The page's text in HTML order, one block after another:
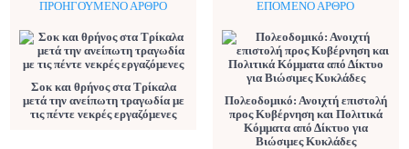
ΠΡΟΗΓΟΎΜΕΝΟ ΆΡΘΡΟ
Σοκ και θρήνος στα Τρίκαλα
μετά την ανείπωτη τραγωδία με
τις πέντε νεκρές εργαζόμενες
ΕΠΌΜΕΝΟ ΆΡΘΡΟ
Πολεοδομικό: Ανοιχτή επιστολή
προς Κυβέρνηση και Πολιτικά
Κόμματα από Δίκτυο για
Βιώσιμες Κυκλάδες